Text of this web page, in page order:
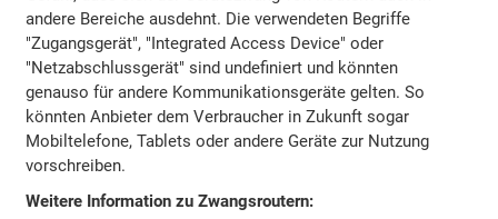
andere Bereiche ausdehnt. Die verwendeten Begriffe
"Zugangsgerät", "Integrated Access Device" oder
"Netzabschlussgerät" sind undefiniert und könnten
genauso für andere Kommunikationsgeräte gelten. So
könnten Anbieter dem Verbraucher in Zukunft sogar
Mobiltelefone, Tablets oder andere Geräte zur Nutzung
vorschreiben.
Weitere Information zu Zwangsroutern: